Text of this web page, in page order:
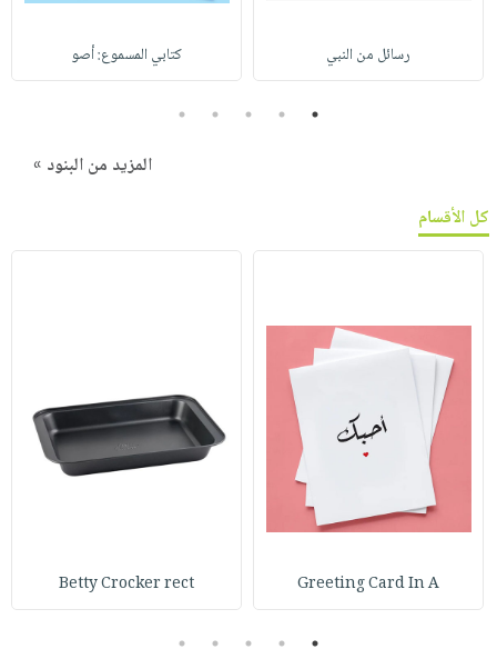
رسائل من النبي كتابي المسموع: أصو
1
2
3
4
5
المزيد من البنود »
كل الأقسام
Greeting Card In A
Betty Crocker rect
1
2
3
4
5